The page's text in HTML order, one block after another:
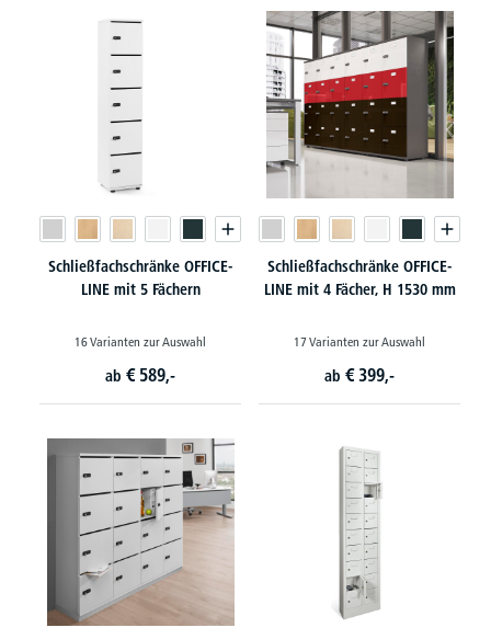
Schließfachschränke OFFICE-
LINE mit 5 Fächern
16 Varianten zur Auswahl
ab € 589,-
Schließfachschränke OFFICE-
LINE mit 4 Fächer, H 1530 mm
17 Varianten zur Auswahl
ab € 399,-